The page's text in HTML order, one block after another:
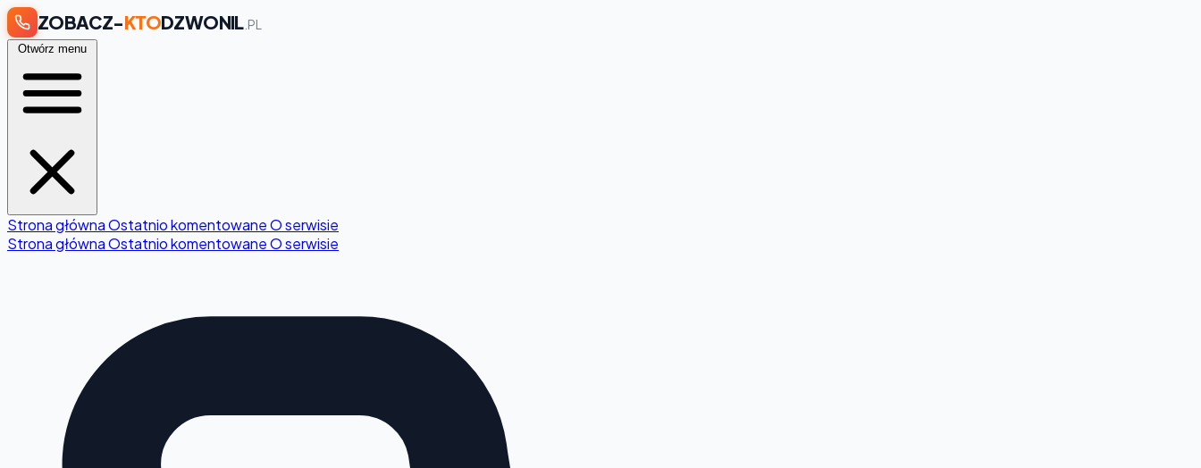
ZOBACZ-KTODZWONIL.PL
Otwórz menu
Strona głównaOstatnio komentowaneO serwisie
Strona głównaOstatnio komentowaneO serwisie